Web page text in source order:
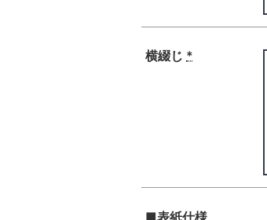
横綴じ *
■表紙仕様